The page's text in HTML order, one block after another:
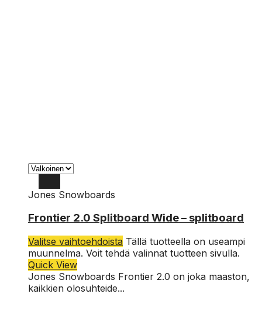
158W
164W
Jones Snowboards
Frontier 2.0 Splitboard Wide – splitboard
Valitse vaihtoehdoista Tällä tuotteella on useampi
muunnelma. Voit tehdä valinnat tuotteen sivulla.
Quick View
Jones Snowboards Frontier 2.0 on joka maaston,
kaikkien olosuhteide...